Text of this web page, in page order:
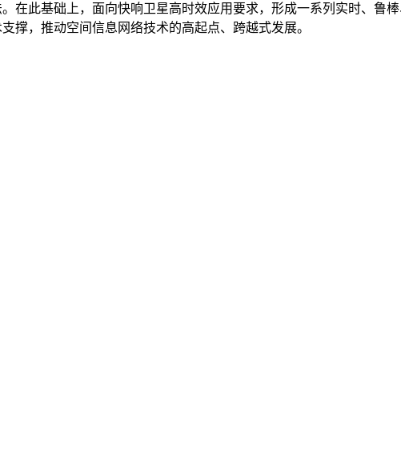
在此基础上，面向快响卫星高时效应用要求，形成一系列实时、鲁
撑，推动空间信息网络技术的高起点、跨越式发展。